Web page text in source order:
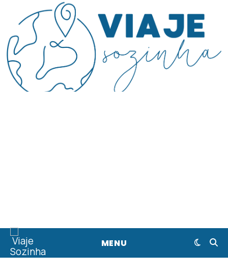
MENU